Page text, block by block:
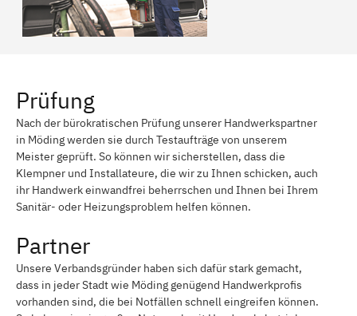
Prüfung
Nach der bürokratischen Prüfung unserer Handwerkspartner
in Möding werden sie durch Testaufträge von unserem
Meister geprüft. So können wir sicherstellen, dass die
Klempner und Installateure, die wir zu Ihnen schicken, auch
ihr Handwerk einwandfrei beherrschen und Ihnen bei Ihrem
Sanitär- oder Heizungsproblem helfen können.
Partner
Unsere Verbandsgründer haben sich dafür stark gemacht,
dass in jeder Stadt wie Möding genügend Handwerkprofis
vorhanden sind, die bei Notfällen schnell eingreifen können.